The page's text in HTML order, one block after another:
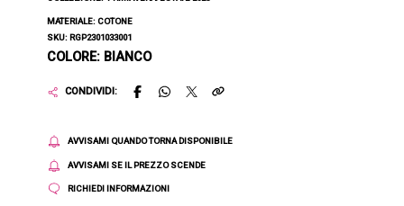
MATERIALE: COTONE
SKU: RGP2301033001
COLORE: BIANCO
CONDIVIDI:
AVVISAMI QUANDO TORNA DISPONIBILE
AVVISAMI SE IL PREZZO SCENDE
RICHIEDI INFORMAZIONI